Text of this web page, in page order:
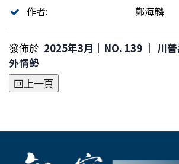
作者:
鄭海麟
發佈於 2025年3月｜NO. 139 │ 川
外情勢